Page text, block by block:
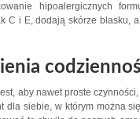
hipoalergicznych
C i E, dodają skórze blasku,
aby nawet proste
dla siebie, w którym można